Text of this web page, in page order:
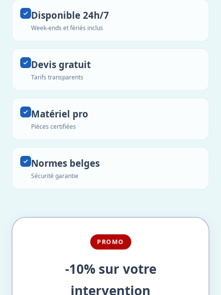
Disponible 24h/7
Week-ends et fériés inclus
Devis gratuit
Tarifs transparents
Matériel pro
Pièces certifiées
Normes belges
Sécurité garantie
PROMO
-10% sur votre
intervention